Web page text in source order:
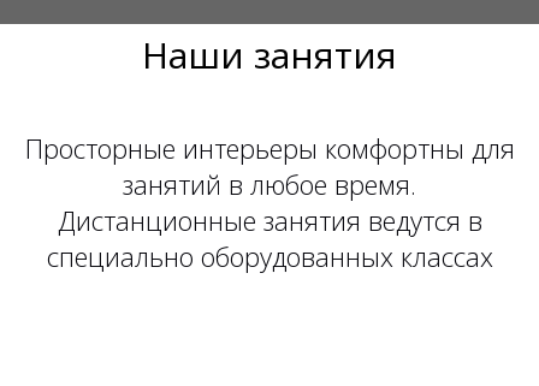
Наши занятия
Просторные интерьеры комфортны для
занятий в любое время.
Дистанционные занятия ведутся в
специально оборудованных классах